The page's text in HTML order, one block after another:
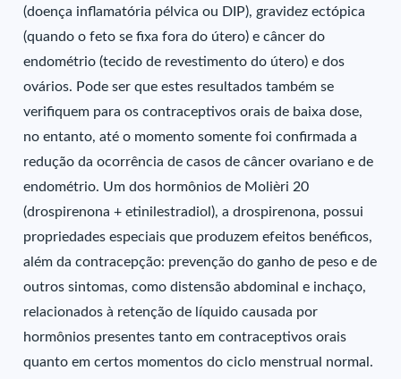
(doença inflamatória pélvica ou DIP), gravidez ectópica
(quando o feto se fixa fora do útero) e câncer do
endométrio (tecido de revestimento do útero) e dos
ovários. Pode ser que estes resultados também se
verifiquem para os contraceptivos orais de baixa dose,
no entanto, até o momento somente foi confirmada a
redução da ocorrência de casos de câncer ovariano e de
endométrio. Um dos hormônios de Molièri 20
(drospirenona + etinilestradiol), a drospirenona, possui
propriedades especiais que produzem efeitos benéficos,
além da contracepção: prevenção do ganho de peso e de
outros sintomas, como distensão abdominal e inchaço,
relacionados à retenção de líquido causada por
hormônios presentes tanto em contraceptivos orais
quanto em certos momentos do ciclo menstrual normal.